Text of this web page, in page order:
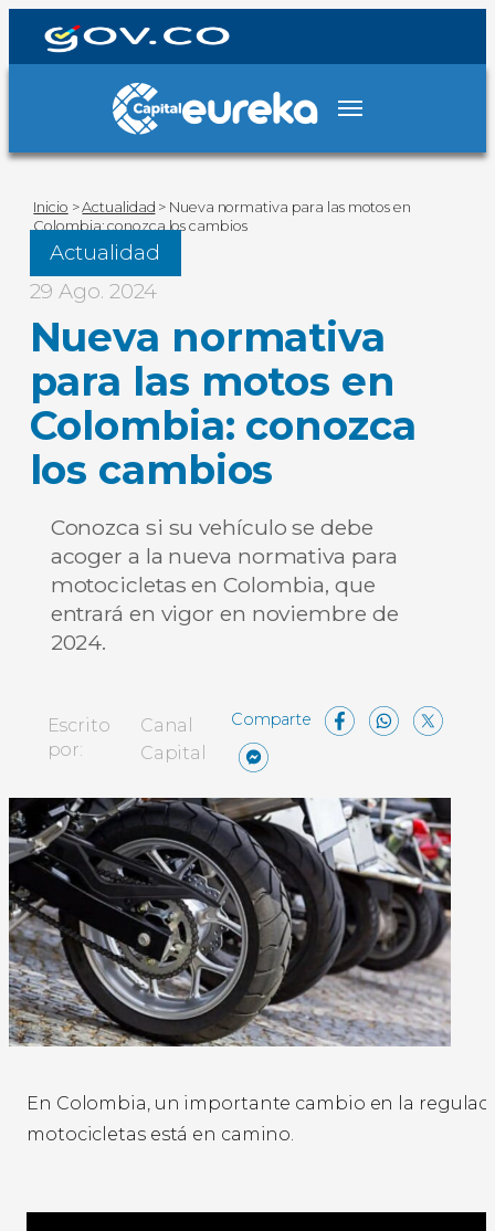
Inicio >Actualidad > Nueva normativa para las motos en
Colombia: conozca los cambios
Actualidad
29 Ago. 2024
Nueva normativa
para las motos en
Colombia: conozca
los cambios
Conozca si su vehículo se debe
acoger a la nueva normativa para
motocicletas en Colombia, que
entrará en vigor en noviembre de
2024.
Escrito
por:
Canal
Capital
En Colombia, un importante cambio en la
motocicletas está en camino.